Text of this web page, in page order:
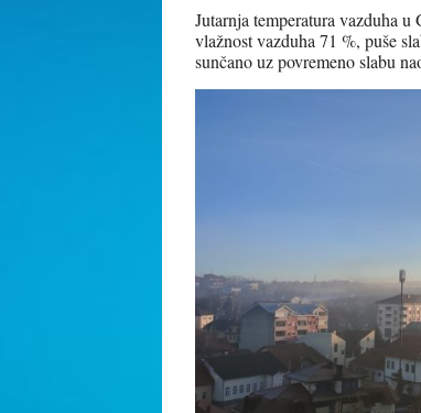
Jutarnja temperatura vazduha
vlažnost vazduha 71 %, puše
sunčano uz povremeno slabu